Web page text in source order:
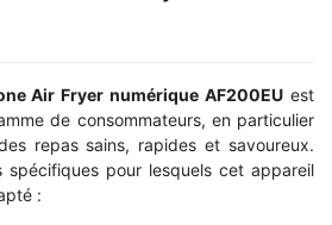
Air Fryer numérique AF200EU est
de consommateurs, en particulier
repas sains, rapides et savoureux.
spécifiques pour lesquels cet appareil
: